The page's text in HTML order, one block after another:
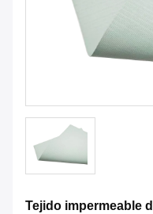
Tejido impermeable